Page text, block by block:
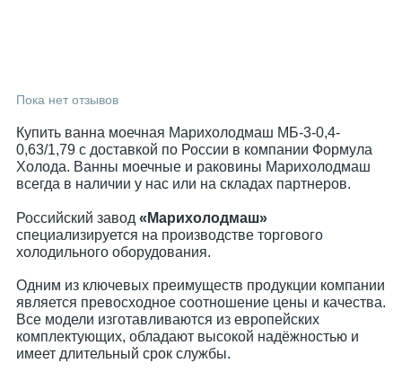
Пока нет отзывов
Купить ванна моечная Марихолодмаш МБ-3-0,4-
0,63/1,79 с доставкой по России в компании Формула
Холода. Ванны моечные и раковины Марихолодмаш
всегда в наличии у нас или на складах партнеров.
Российский завод «Марихолодмаш»
специализируется на производстве торгового
холодильного оборудования.
Одним из ключевых преимуществ продукции компании
является превосходное соотношение цены и качества.
Все модели изготавливаются из европейских
комплектующих, обладают высокой надёжностью и
имеет длительный срок службы.